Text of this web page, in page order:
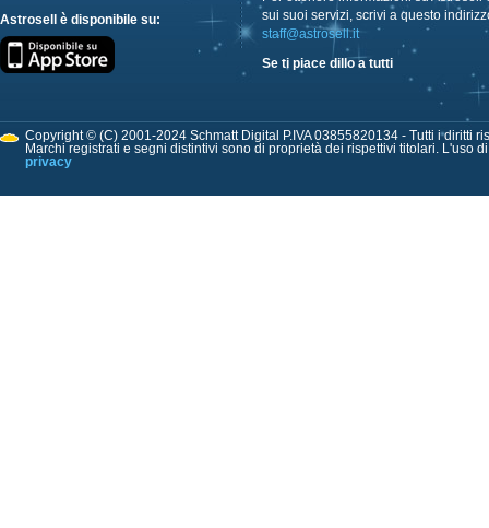
Astrosell è disponibile su:
sui suoi servizi, scrivi a questo
staff@astrosell.it
Se ti piace dillo a tutti
Copyright © (C) 2001-2024 Schmatt Digital P.IVA 03855820134 - Tutti i diritti
Marchi registrati e segni distintivi sono di proprietà dei rispettivi titolari. L'uso
privacy